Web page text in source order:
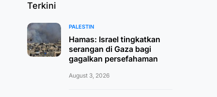
Terkini
PALESTIN
Hamas: Israel tingkatkan
serangan di Gaza bagi
gagalkan persefahaman
August 3, 2026